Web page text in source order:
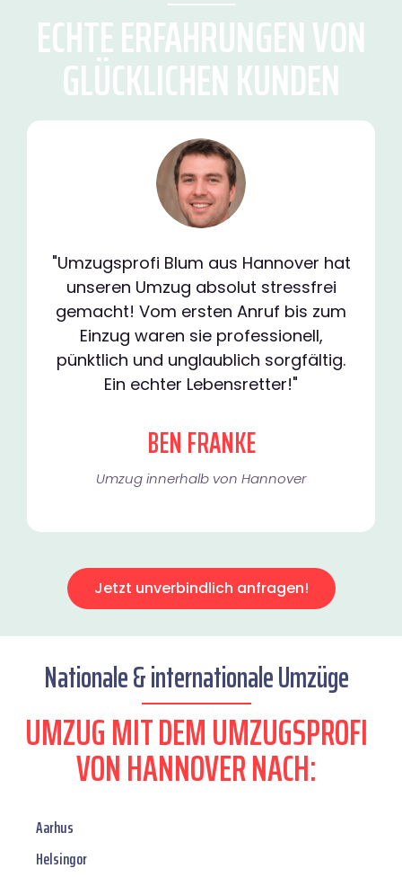
ECHTE ERFAHRUNGEN VON
GLÜCKLICHEN KUNDEN
"Umzugsprofi Blum aus Hannover hat
unseren Umzug absolut stressfrei
gemacht! Vom ersten Anruf bis zum
Einzug waren sie professionell,
pünktlich und unglaublich sorgfältig.
Ein echter Lebensretter!"
BEN FRANKE
Umzug innerhalb von Hannover​
Jetzt unverbindlich anfragen!
Nationale & internationale Umzüge
UMZUG MIT DEM UMZUGSPROFI
VON HANNOVER NACH:
Aarhus
Helsingor